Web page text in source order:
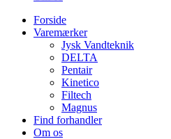
Forside
Varemærker
Jysk Vandteknik
DELTA
Pentair
Kinetico
Filtech
Magnus
Find forhandler
Om os